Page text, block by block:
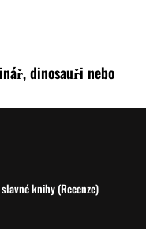
dinosauři nebo
knihy (Recenze)